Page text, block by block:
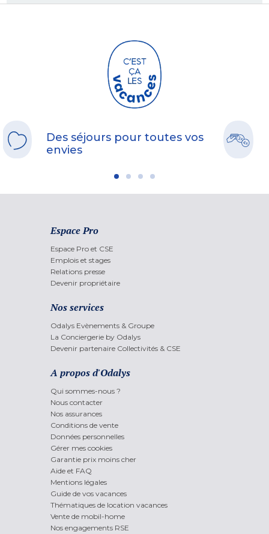
Des séjours pour toutes vos
envies
Espace Pro
Espace Pro et CSE
Emplois et stages
Relations presse
Devenir propriétaire
Nos services
Odalys Evènements & Groupe
La Conciergerie by Odalys
Devenir partenaire Collectivités & CSE
A propos d'Odalys
Qui sommes-nous ?
Nous contacter
Nos assurances
Conditions de vente
Données personnelles
Gérer mes cookies
Garantie prix moins cher
Aide et FAQ
Mentions légales
Guide de vos vacances
Thématiques de location vacances
Vente de mobil-home
Nos engagements RSE